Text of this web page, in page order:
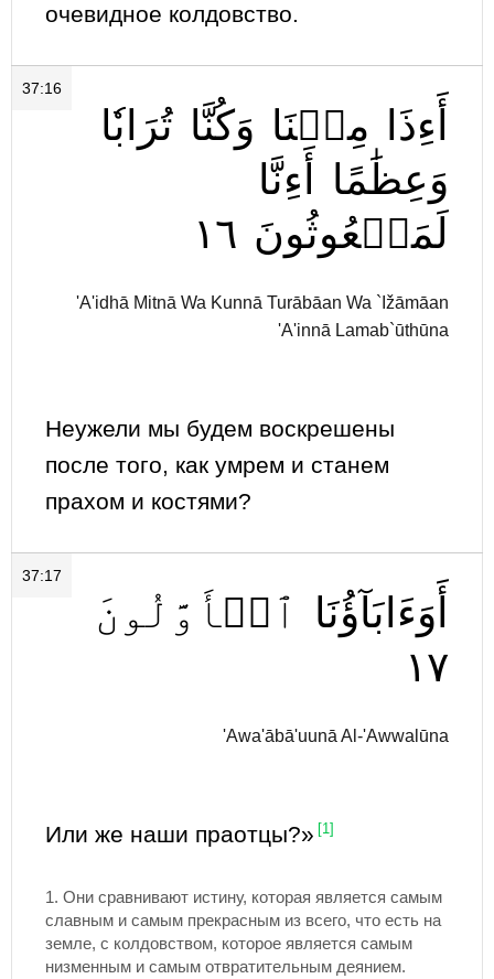
очевидное колдовство.
37:16
أَءِذَا مِتۡنَا وَكُنَّا تُرَابٗا
وَعِظَٰمًا
أَءِنَّا
لَمَبۡعُوثُونَ ١٦
'A'idhā Mitnā Wa Kunnā Turābāan Wa `Ižāmāan
'A'innā Lamab`ūthūna
Неужели мы будем воскрешены
после того, как умрем и станем
прахом и костями?
37:17
أَوَءَابَآؤُنَا ٱلۡأَوَّلُونَ
١٧
'Awa'ābā'uunā Al-'Awwalūna
Или же наши праотцы?» [1]
1. Они сравнивают истину, которая является самым
славным и самым прекрасным из всего, что есть на
земле, с колдовством, которое является самым
низменным и самым отвратительным деянием.